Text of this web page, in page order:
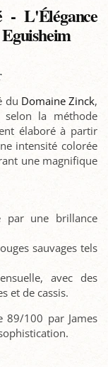
- L'Élégance
du Domaine Zinck,
selon la méthode
élaboré à partir
intensité colorée
une magnifique
par une brillance
sauvages tels
avec des
et de cassis.
89/100 par James